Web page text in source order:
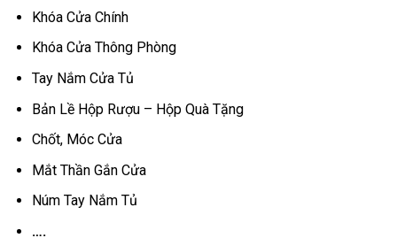
Khóa Cửa Chính
Khóa Cửa Thông Phòng
Tay Nắm Cửa Tủ
Bản Lề Hộp Rượu – Hộp Quà Tặng
Chốt, Móc Cửa
Mắt Thần Gắn Cửa
Núm Tay Nắm Tủ
….